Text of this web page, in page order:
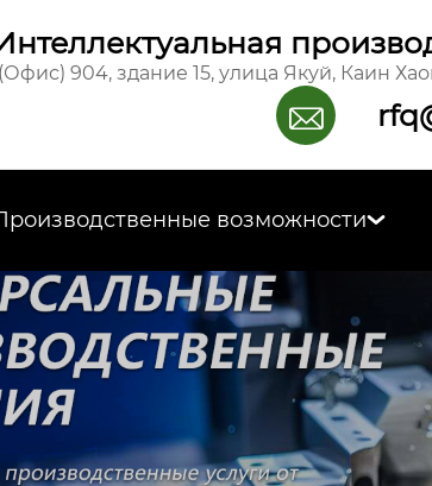
904, здание 15, улица Якуй, Каин

возможности